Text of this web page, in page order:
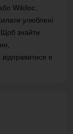
Wikiloc,
улюблені
Щоб знайти
в